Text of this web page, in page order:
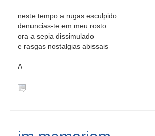
neste tempo a rugas esculpido
denuncias-te em meu rosto
ora a sepia dissimulado
e rasgas nostalgias abissais
A.